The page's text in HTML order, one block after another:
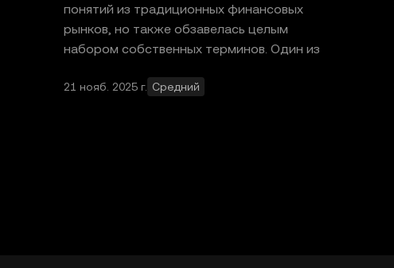
понятий из традиционных финансовых
рынков, но также обзавелась целым
набором собственных терминов. Один из
21 нояб. 2025 г. Средний